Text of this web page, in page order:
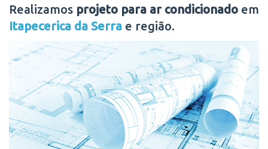
Realizamos projeto para ar condicionado em
Itapecerica da Serra e região.